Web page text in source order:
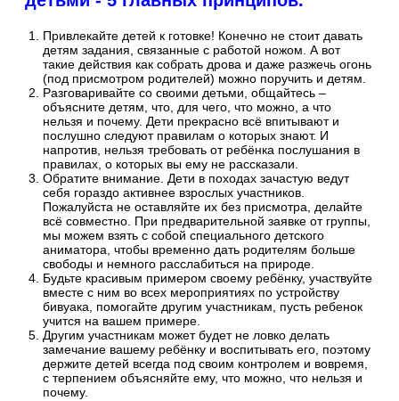
Привлекайте детей к готовке! Конечно не стоит давать
детям задания, связанные с работой ножом. А вот
такие действия как собрать дрова и даже разжечь огонь
(под присмотром родителей) можно поручить и детям.
Разговаривайте со своими детьми, общайтесь –
объясните детям, что, для чего, что можно, а что
нельзя и почему. Дети прекрасно всё впитывают и
послушно следуют правилам о которых знают. И
напротив, нельзя требовать от ребёнка послушания в
правилах, о которых вы ему не рассказали.
Обратите внимание. Дети в походах зачастую ведут
себя гораздо активнее взрослых участников.
Пожалуйста не оставляйте их без присмотра, делайте
всё совместно. При предварительной заявке от группы,
мы можем взять с собой специального детского
аниматора, чтобы временно дать родителям больше
свободы и немного расслабиться на природе.
Будьте красивым примером своему ребёнку, участвуйте
вместе с ним во всех мероприятиях по устройству
бивуака, помогайте другим участникам, пусть ребенок
учится на вашем примере.
Другим участникам может будет не ловко делать
замечание вашему ребёнку и воспитывать его, поэтому
держите детей всегда под своим контролем и вовремя,
с терпением объясняйте ему, что можно, что нельзя и
почему.